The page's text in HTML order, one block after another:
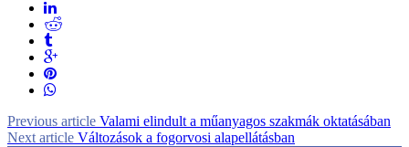
Previous article Valami elindult a műanyagos szakmák oktatásában
Next article Változások a fogorvosi alapellátásban